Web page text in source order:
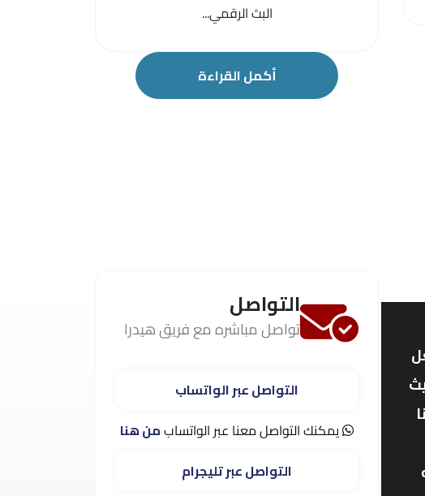
البث الرقمي...
أكمل القراءة
التواصل
تواصل مباشره مع فريق هيدرا
التواصل عبر الواتساب
يمكنك التواصل معنا عبر الواتسابمن هنا
التواصل عبر تليجرام